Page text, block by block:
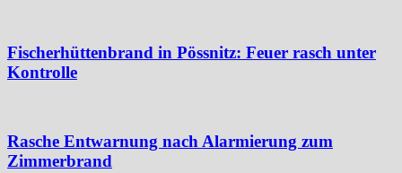
Fischerhüttenbrand in Pössnitz: Feuer rasch unter
Kontrolle
Rasche Entwarnung nach Alarmierung zum
Zimmerbrand